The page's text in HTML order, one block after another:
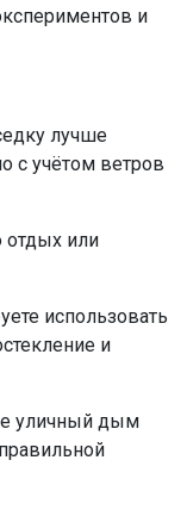
и
лучше
с учётом ветров
отдых или
использовать
и
уличный дым